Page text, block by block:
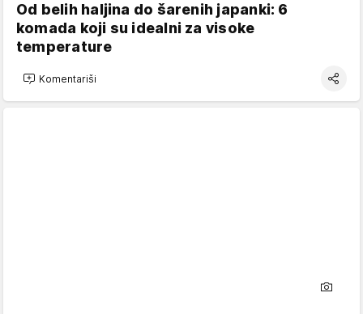
Od belih haljina do šarenih japanki: 6
komada koji su idealni za visoke
temperature
Komentariši